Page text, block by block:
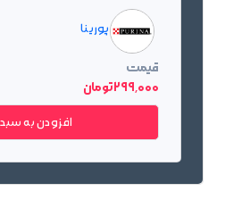
پورینا
قیمت
299٬000 تومان
افزودن به سبد